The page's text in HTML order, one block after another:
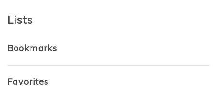
Lists
Bookmarks
Favorites